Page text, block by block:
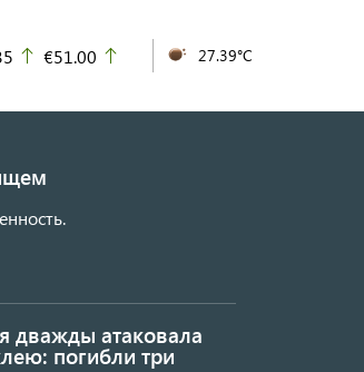
up
€51.00 27.39°C
дважды атаковала
погибли три